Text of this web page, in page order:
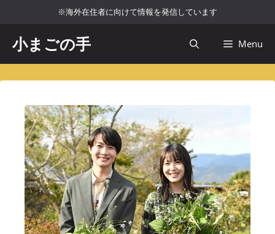
ツ
へ
※海外在住者に向けて情報を発信しています
小まごの手 Menu